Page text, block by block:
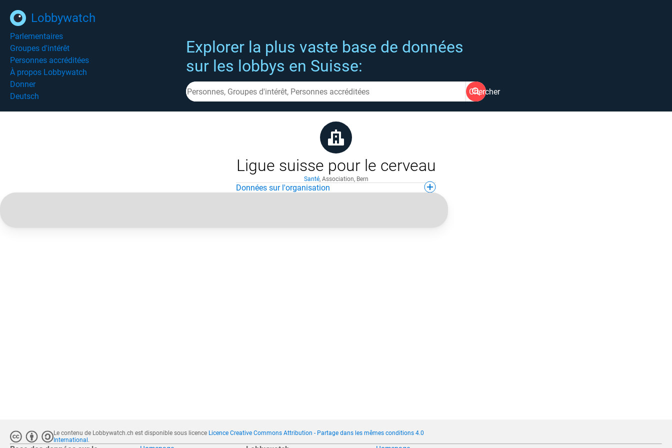
Lobbywatch
Parlementaires
Groupes d'intérêt
Personnes accréditées
À propos Lobbywatch
Donner
Deutsch
Explorer la plus vaste base de données
sur les lobbys en Suisse:
Chercher
Ligue suisse pour le cerveau
Santé, Association, Bern
Données sur l'organisation
Le contenu de Lobbywatch.ch est disponible sous licence Licence Creative Commons Attribution - Partage dans les mêmes conditions 4.0
International .